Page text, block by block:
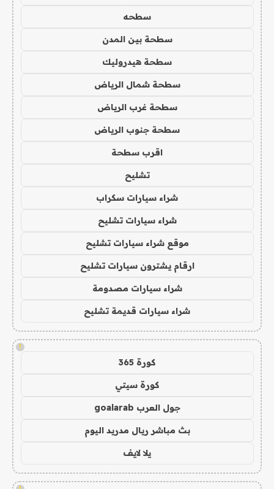
سطحه
سطحة بين المدن
سطحة هيدروليك
سطحة شمال الرياض
سطحة غرب الرياض
سطحة جنوب الرياض
اقرب سطحة
تشليح
شراء سيارات سكراب
شراء سيارات تشليح
موقع شراء سيارات تشليح
ارقام يشترون سيارات تشليح
شراء سيارات مصدومة
شراء سيارات قديمة تشليح
!
كورة 365
كورة سيتي
جول العرب goalarab
بث مباشر ريال مدريد اليوم
يلا لايف